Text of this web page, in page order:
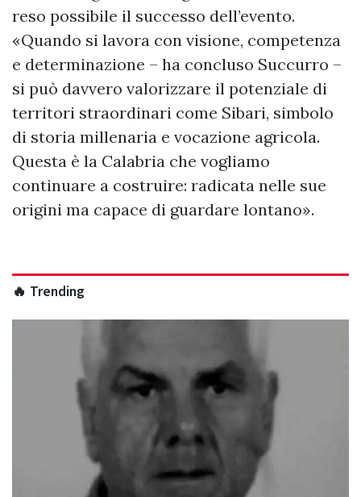
reso possibile il successo dell’evento.
«Quando si lavora con visione, competenza
e determinazione – ha concluso Succurro –
si può davvero valorizzare il potenziale di
territori straordinari come Sibari, simbolo
di storia millenaria e vocazione agricola.
Questa è la Calabria che vogliamo
continuare a costruire: radicata nelle sue
origini ma capace di guardare lontano».
🔥 Trending